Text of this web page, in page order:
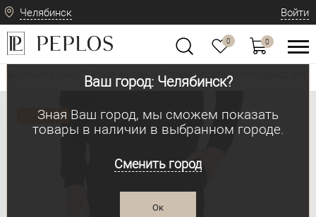
Челябинск
Ваш город: Челябинск?
Зная Ваш город, мы сможем показать
товары в наличии в выбранном городе.
Сменить город
Ок
Войти
0 0
Школьная форма / Детская одежда Детская и подростковая одежда для
Хит продаж